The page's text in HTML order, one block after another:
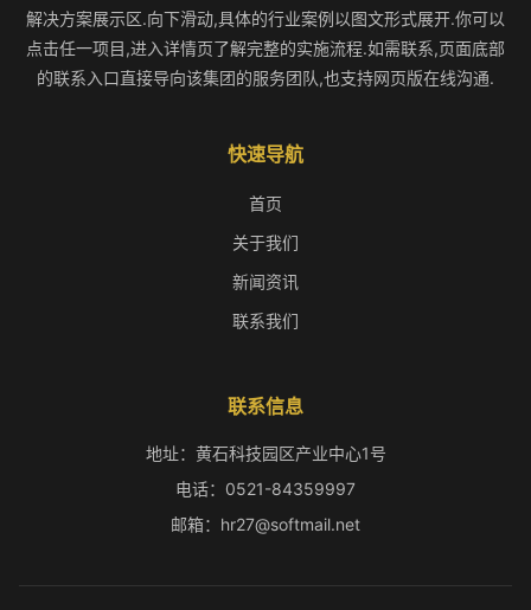
解决方案展示区.向下滑动,具体的行业案例以图文形式展开.你可以
点击任一项目,进入详情页了解完整的实施流程.如需联系,页面底部
的联系入口直接导向该集团的服务团队,也支持网页版在线沟通.
快速导航
首页
关于我们
新闻资讯
联系我们
联系信息
地址：黄石科技园区产业中心1号
电话：0521-84359997
邮箱：hr27@softmail.net